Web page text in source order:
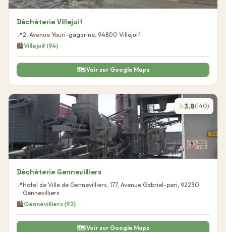
Déchèterie Villejuif
📍2, Avenue Youri-gagarine, 94800 Villejuif
🏙️Villejuif (94)
🗺️ Voir sur Google Maps
⭐3.8(140)
Déchèterie Gennevilliers
📍Hotel de Ville de Gennevilliers, 177, Avenue Gabriel-peri, 92230
Gennevilliers
🏙️Gennevilliers (92)
🗺️ Voir sur Google Maps